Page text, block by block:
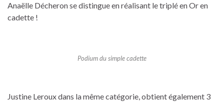
Anaëlle Décheron se distingue en réalisant le triplé en Or en
cadette !
Podium du simple cadette
Justine Leroux dans la même catégorie, obtient également 3